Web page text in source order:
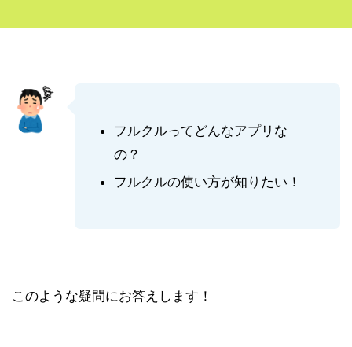
フルクルってどんなアプリな
の？
フルクルの使い方が知りたい！
このような疑問にお答えします！